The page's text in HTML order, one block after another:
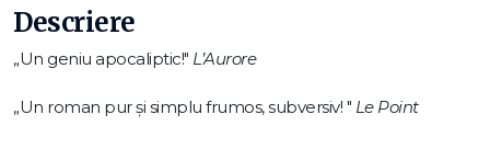
Descriere
„Un geniu apocaliptic!" L’Aurore
„Un roman pur și simplu frumos, subversiv! " Le Point